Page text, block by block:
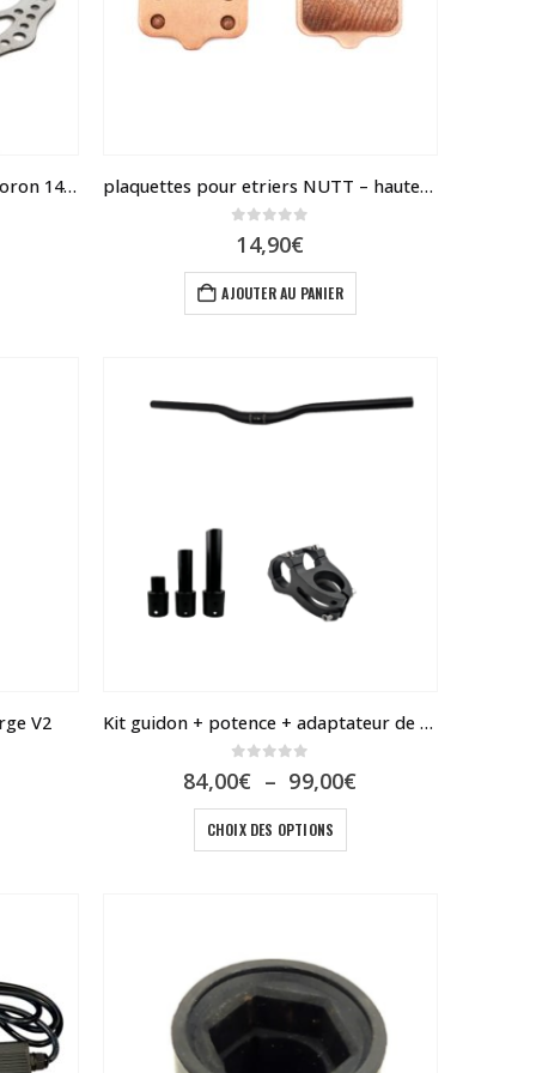
être
choisies
Disque de freins Dualtron, Rovoron 140 – 160 plaquettes pour etriers NUTT – haute performance
14,90€
AJOUTER AU PANIER
V2 Kit guidon + potence + adaptateur de potence Compatible Dualtron
84,00€ – 99,00€Plage
CHOIX DES OPTIONS
produit
Les
options
peuvent